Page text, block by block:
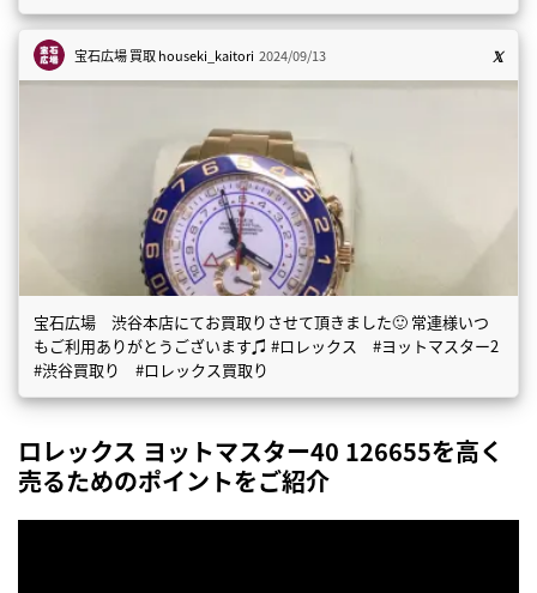
宝石広場 買取houseki_kaitori 2024/09/13
宝石広場 渋谷本店にてお買取りさせて頂きました🙂 常連様いつ
もご利用ありがとうございます♫ #ロレックス #ヨットマスター2
#渋谷買取り #ロレックス買取り
ロレックス ヨットマスター40 126655を高く
売るためのポイントをご紹介